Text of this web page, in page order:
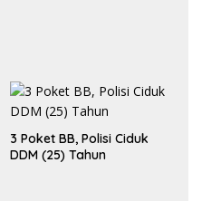
3 Poket BB, Polisi Ciduk
DDM (25) Tahun